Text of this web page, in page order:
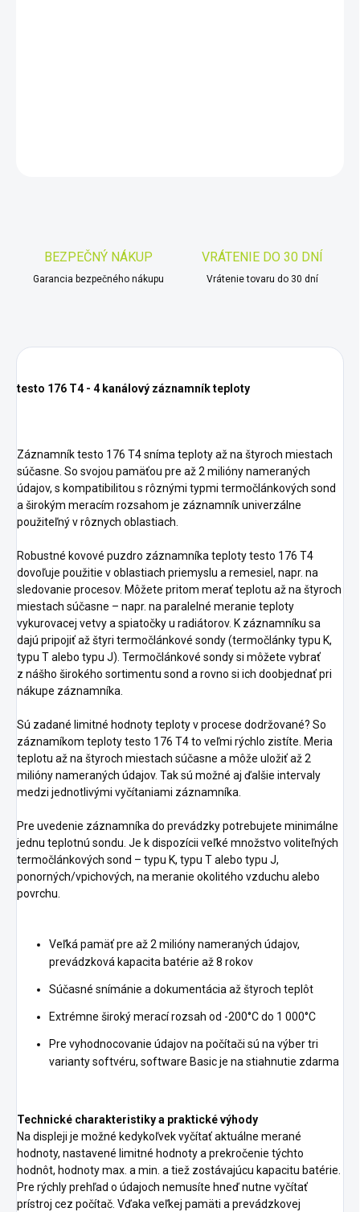
BEZPEČNÝ NÁKUP
Garancia bezpečného nákupu
VRÁTENIE DO 30 DNÍ
Vrátenie tovaru do 30 dní
testo 176 T4 - 4 kanálový záznamník teploty
Záznamník testo 176 T4 sníma teploty až na štyroch miestach
súčasne. So svojou pamäťou pre až 2 milióny nameraných
údajov, s kompatibilitou s rôznými typmi termočlánkových sond
a širokým meracím rozsahom je záznamník univerzálne
použiteľný v rôznych oblastiach.
Robustné kovové puzdro záznamníka teploty testo 176 T4
dovoľuje použitie v oblastiach priemyslu a remesiel, napr. na
sledovanie procesov. Môžete pritom merať teplotu až na štyroch
miestach súčasne – napr. na paralelné meranie teploty
vykurovacej vetvy a spiatočky u radiátorov. K záznamníku sa
dajú pripojiť až štyri termočlánkové sondy (termočlánky typu K,
typu T alebo typu J). Termočlánkové sondy si môžete vybrať
z nášho širokého sortimentu sond a rovno si ich doobjednať pri
nákupe záznamníka.
Sú zadané limitné hodnoty teploty v procese dodržované? So
záznamíkom teploty testo 176 T4 to veľmi rýchlo zistíte. Meria
teplotu až na štyroch miestach súčasne a môže uložiť až 2
milióny nameraných údajov. Tak sú možné aj ďalšie intervaly
medzi jednotlivými vyčítaniami záznamníka.
Pre uvedenie záznamníka do prevádzky potrebujete minimálne
jednu teplotnú sondu. Je k dispozícii veľké množstvo voliteľných
termočlánkových sond – typu K, typu T alebo typu J,
ponorných/vpichových, na meranie okolitého vzduchu alebo
povrchu.
Veľká pamäť pre až 2 milióny nameraných údajov,
prevádzková kapacita batérie až 8 rokov
Súčasné snímánie a dokumentácia až štyroch teplôt
Extrémne široký merací rozsah od -200°C do 1 000°C
Pre vyhodnocovanie údajov na počítači sú na výber tri
varianty softvéru, software Basic je na stiahnutie zdarma
Technické charakteristiky a praktické výhody
Na displeji je možné kedykoľvek vyčítať aktuálne merané
hodnoty, nastavené limitné hodnoty a prekročenie týchto
hodnôt, hodnoty max. a min. a tiež zostávajúcu kapacitu batérie.
Pre rýchly prehľad o údajoch nemusíte hneď nutne vyčítať
prístroj cez počítač. Vďaka veľkej pamäti a prevádzkovej